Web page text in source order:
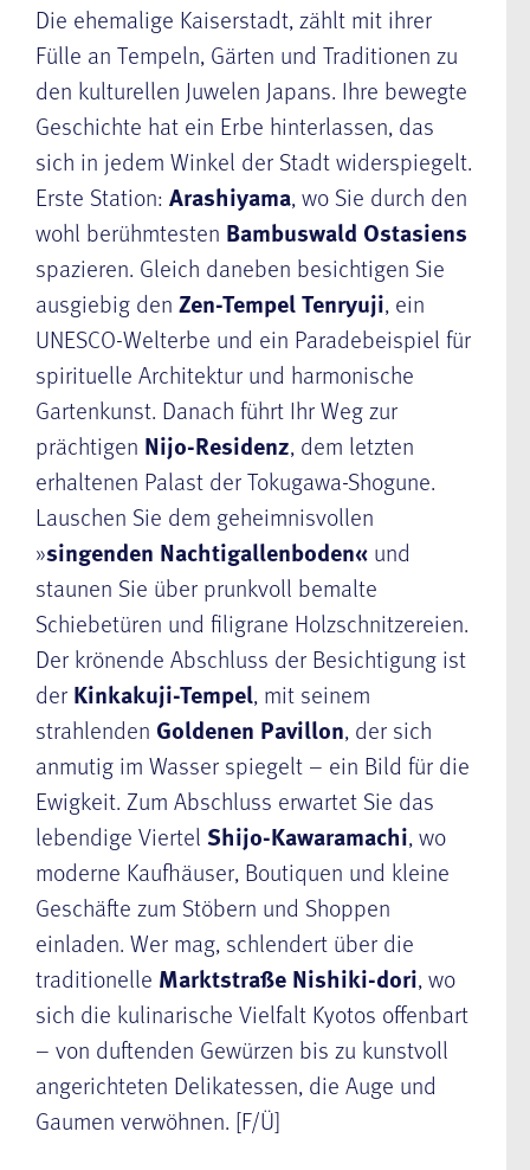
Die ehemalige Kaiserstadt, zählt mit ihrer
Fülle an Tempeln, Gärten und Traditionen zu
den kulturellen Juwelen Japans. Ihre bewegte
Geschichte hat ein Erbe hinterlassen, das
sich in jedem Winkel der Stadt widerspiegelt.
Erste Station: Arashiyama, wo Sie durch den
wohl berühmtesten Bambuswald Ostasiens
spazieren. Gleich daneben besichtigen Sie
ausgiebig den Zen-Tempel Tenryuji, ein
UNESCO-Welterbe und ein Paradebeispiel für
spirituelle Architektur und harmonische
Gartenkunst. Danach führt Ihr Weg zur
prächtigen Nijo-Residenz, dem letzten
erhaltenen Palast der Tokugawa-Shogune.
Lauschen Sie dem geheimnisvollen
»singenden Nachtigallenboden« und
staunen Sie über prunkvoll bemalte
Schiebetüren und filigrane Holzschnitzereien.
Der krönende Abschluss der Besichtigung ist
der Kinkakuji-Tempel, mit seinem
strahlenden Goldenen Pavillon, der sich
anmutig im Wasser spiegelt – ein Bild für die
Ewigkeit. Zum Abschluss erwartet Sie das
lebendige Viertel Shijo-Kawaramachi, wo
moderne Kaufhäuser, Boutiquen und kleine
Geschäfte zum Stöbern und Shoppen
einladen. Wer mag, schlendert über die
traditionelle Marktstraße Nishiki-dori, wo
sich die kulinarische Vielfalt Kyotos offenbart
– von duftenden Gewürzen bis zu kunstvoll
angerichteten Delikatessen, die Auge und
Gaumen verwöhnen. [F/Ü]